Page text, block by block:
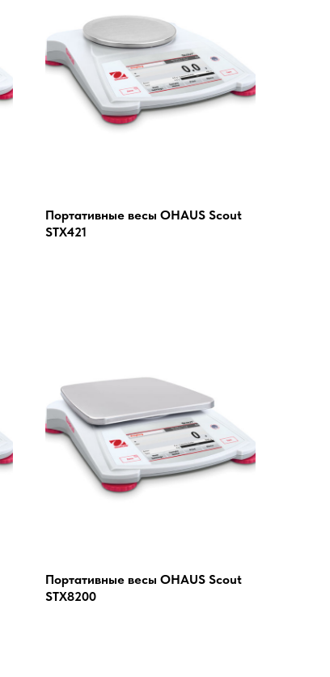
Портативные весы OHAUS Scout
STX421
Портативные весы OHAUS Scout
STX8200